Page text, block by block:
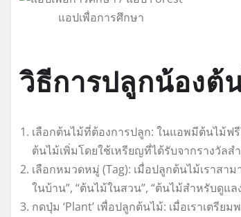
แอปเพื่อการศึกษา
วิธีการปลูกน้องต้
เลือกต้นไม้ที่ต้องการปลูก: ในแอพมีต้นไม้ฟ
ต้นไม้เพิ่มโดยใช้เหรียญที่ได้รับจากรางวัล
เลือกหมวดหมู่ (Tag): เมื่อปลูกต้นไม้เราสา
ในบ้าน”, “ต้นไม้ในสวน”, “ต้นไม้สำหรับดูแ
กดปุ่ม ‘Plant’ เพื่อปลูกต้นไม้: เมื่อเราเตรี